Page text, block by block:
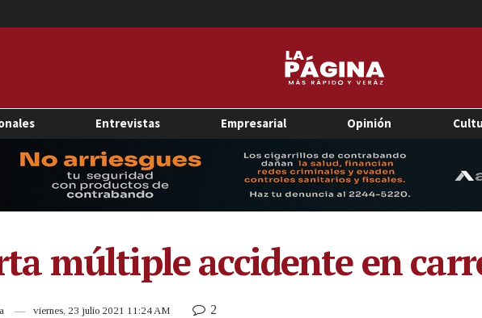
Entrevistas Empresarial Opinión
múltiple accidente en
viernes, 23 julio 2021 11:24 AM 2